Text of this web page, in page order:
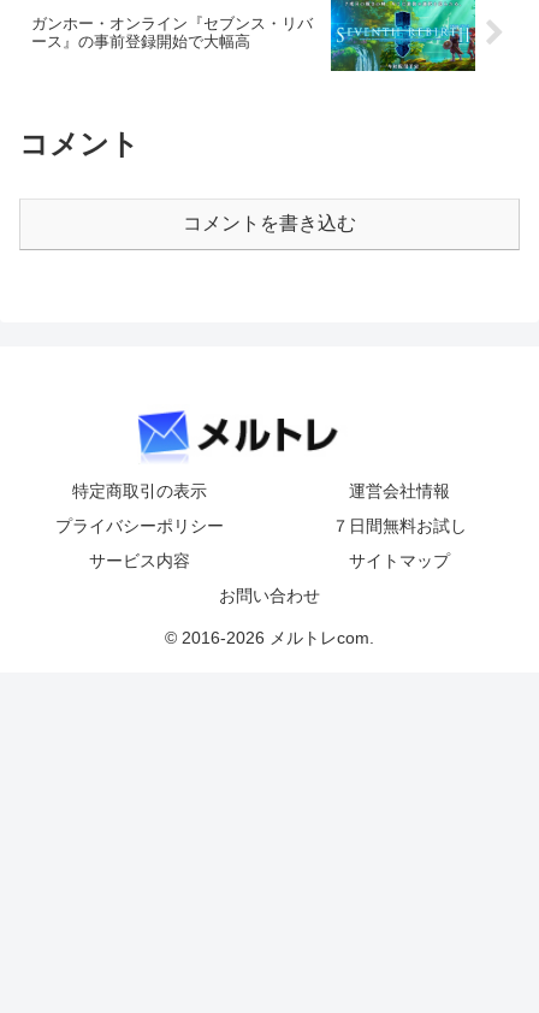
ガンホー・オンライン『セブンス・リバ
ース』の事前登録開始で大幅高
コメント
コメントを書き込む
特定商取引の表示
運営会社情報
プライバシーポリシー
７日間無料お試し
サービス内容
サイトマップ
お問い合わせ
© 2016-2026 メルトレcom.